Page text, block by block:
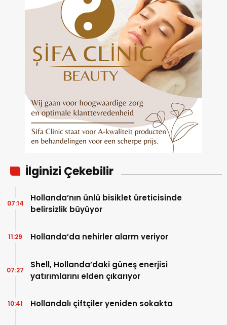
İlginizi Çekebilir
Hollanda’nın ünlü bisiklet üreticisinde
belirsizlik büyüyor
07:14
Hollanda’da nehirler alarm veriyor
11:29
Shell, Hollanda’daki güneş enerjisi
yatırımlarını elden çıkarıyor
07:27
Hollandalı çiftçiler yeniden sokakta
10:41